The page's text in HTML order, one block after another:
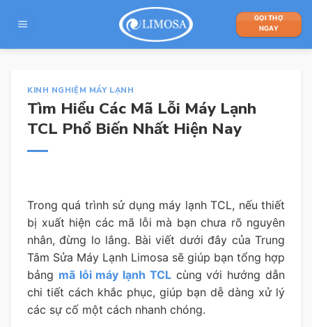
GỌI THỢ
NGAY
KINH NGHIỆM MÁY LẠNH
Tìm Hiểu Các Mã Lỗi Máy Lạnh
TCL Phổ Biến Nhất Hiện Nay
Trong quá trình sử dụng máy lạnh TCL, nếu thiết
bị xuất hiện các mã lỗi mà bạn chưa rõ nguyên
nhân, đừng lo lắng. Bài viết dưới đây của Trung
Tâm Sửa Máy Lạnh Limosa sẽ giúp bạn tổng hợp
bảng mã lỗi máy lạnh TCLcùng với hướng dẫn
chi tiết cách khắc phục, giúp bạn dễ dàng xử lý
các sự cố một cách nhanh chóng.